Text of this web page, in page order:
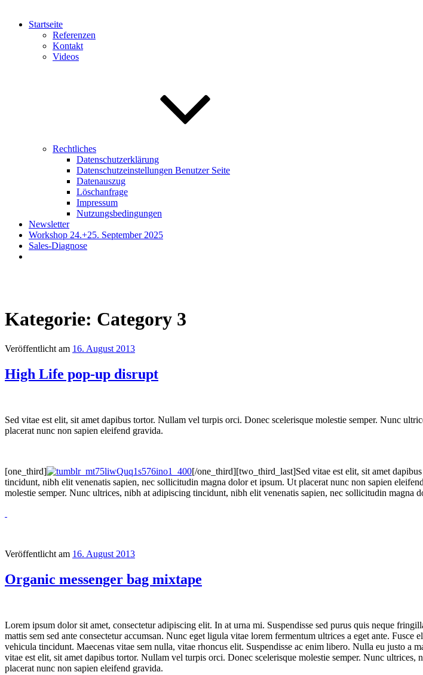
Startseite
Referenzen
Kontakt
Videos
Rechtliches
Datenschutzerklärung
Datenschutzeinstellungen Benutzer Seite
Datenauszug
Löschanfrage
Impressum
Nutzungsbedingungen
Newsletter
Workshop 24.+25. September 2025
Sales-Diagnose
Kategorie: Category 3
Veröffentlicht am 16. August 2013
High Life pop-up disrupt
Sed vitae est elit, sit amet dapibus tortor. Nullam vel turpis orci. Donec scelerisque molestie semper. Nunc
placerat nunc non sapien eleifend gravida.
[one_third]
[/one_third][two_third_last]Sed vitae est elit, sit amet
tincidunt, nibh elit venenatis sapien, nec sollicitudin magna dolor et ipsum. Ut placerat nunc non sapien
molestie semper. Nunc ultrices, nibh at adipiscing tincidunt, nibh elit venenatis sapien, nec sollicitudin
Veröffentlicht am 16. August 2013
Organic messenger bag mixtape
Lorem ipsum dolor sit amet, consectetur adipiscing elit. In at urna mi. Suspendisse sed purus quis neque
mattis sem sed ante consectetur accumsan. Nunc eget ligula vitae lorem fermentum ultrices a eget ante.
vehicula tincidunt. Maecenas vitae sem nulla, vitae rhoncus elit. Suspendisse ac enim libero. Nulla eu justo a
vitae est elit, sit amet dapibus tortor. Nullam vel turpis orci. Donec scelerisque molestie semper. Nunc
placerat nunc non sapien eleifend gravida.